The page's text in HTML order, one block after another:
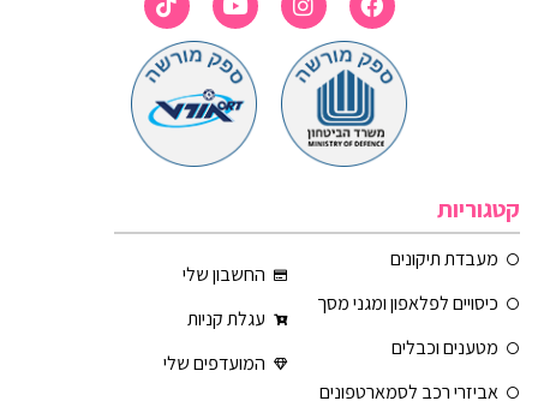
קטגוריות
מעבדת תיקונים
כיסויים לפלאפון ומגני מסך
מטענים וכבלים
אביזרי רכב לסמארטפונים
החשבון שלי
עגלת קניות
המועדפים שלי